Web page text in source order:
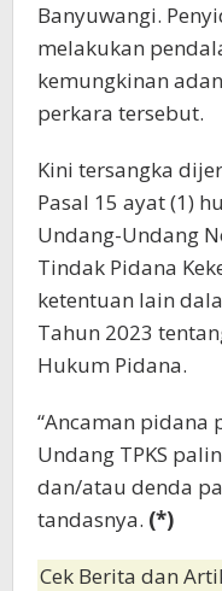
Banyuwangi.
melakukan
kemungkinan
perkara tersebut.
Kini tersangka
Pasal 15 ayat (1)
Undang-Undang
Tindak Pidana
ketentuan lain
Tahun 2023
Hukum Pidana.
“Ancaman pidana
Undang TPKS
dan/atau denda
tandasnya. (*)
Cek Berita dan